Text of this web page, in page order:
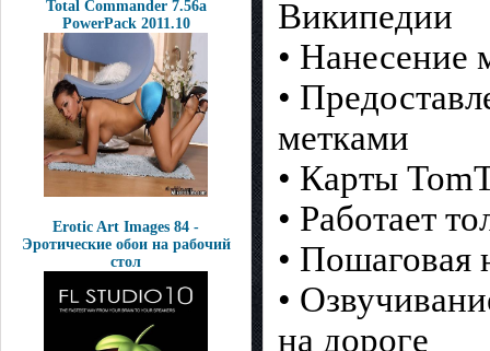
Total Commander 7.56a
PowerPack 2011.10
Erotic Art Images 84 -
Эротические обои на рабочий
стол
Википедии
• Нанесение
•
метками
• Карты
• Работает
• Пошаговая
•
на дороге